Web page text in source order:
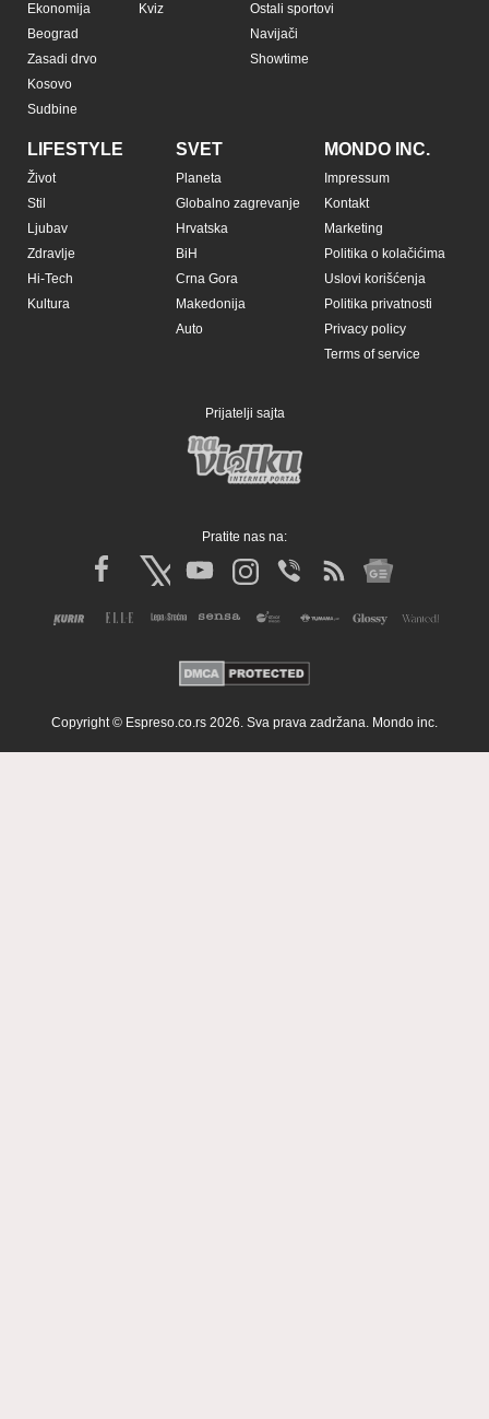
Ekonomija
Beograd
Zasadi drvo
Kosovo
Sudbine
Kviz
Ostali sportovi
Navijači
Showtime
LIFESTYLE
Život
Stil
Ljubav
Zdravlje
Hi-Tech
Kultura
SVET
Planeta
Globalno zagrevanje
Hrvatska
BiH
Crna Gora
Makedonija
Auto
MONDO INC.
Impressum
Kontakt
Marketing
Politika o kolačićima
Uslovi korišćenja
Politika privatnosti
Privacy policy
Terms of service
Prijatelji sajta
Pratite nas na:
Copyright © Espreso.co.rs 2026. Sva prava zadržana. Mondo inc.